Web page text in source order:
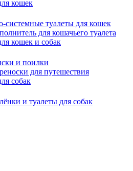
кошек
системные туалеты для кошек
для кошачьего туалета
кошек и собак
и поилки
для путешествия
собак
и туалеты для собак